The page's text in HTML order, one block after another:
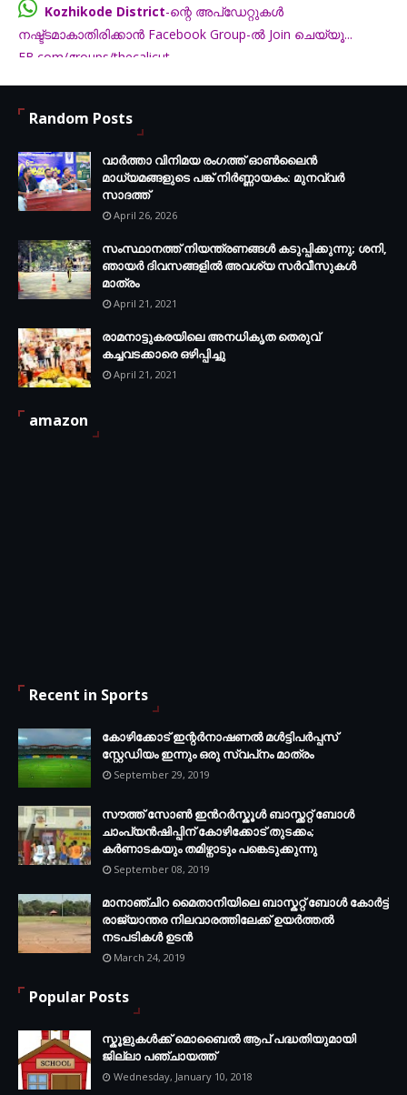
-ന്റെ അപ്ഡേറ്റുകൾ
നഷ്ട്ടമാകാതിരിക്കാൻ Facebook Group-ൽ Join ചെയ്യൂ...
Random Posts
വാർത്താ വിനിമയ രംഗത്ത് ഓൺലൈൻ
മാധ്യമങ്ങളുടെ പങ്ക് നിർണ്ണായകം: മുനവ്വർ
സാദത്ത്
April 26, 2026
സംസ്ഥാനത്ത് നിയന്ത്രണങ്ങള്‍ കടുപ്പിക്കുന്നു; ശനി,
ഞായര്‍ ദിവസങ്ങളില്‍ അവശ്യ സര്‍വീസുകള്‍
മാത്രം
April 21, 2021
രാമനാട്ടുകരയിലെ അനധികൃത തെരുവ്
കച്ചവടക്കാരെ ഒഴിപ്പിച്ചു
April 21, 2021
amazon
Recent in Sports
കോഴിക്കോട് ഇന്റര്‍നാഷണല്‍ മള്‍ട്ടിപര്‍പ്പസ്
സ്റ്റേഡിയം ഇന്നും ഒരു സ്വപ്‌നം മാത്രം
September 29, 2019
സൗത്ത് സോണ്‍ ഇന്‍റര്‍സ്കൂള്‍ ബാസ്ക്കറ്റ് ബോൾ
ചാംപ്യന്‍ഷിപ്പിന് കോഴിക്കോട് തുടക്കം;
കർണാടകയും തമിഴ്നാടും പങ്കെടുക്കുന്നു
September 08, 2019
മാനാഞ്ചിറ മൈതാനിയിലെ ബാസ്കറ്റ് ബോള്‍ കോര്‍ട്ട്
രാജ്യാന്തര നിലവാരത്തിലേക്ക് ഉയര്‍ത്തൽ
നടപടികള്‍ ഉടന്‍
March 24, 2019
Popular Posts
സ്കൂളുകൾക്ക് മൊബൈൽ ആപ് പദ്ധതിയുമായി
ജില്ലാ പഞ്ചായത്ത്
Wednesday, January 10, 2018